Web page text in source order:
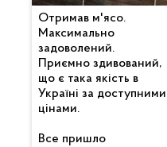
Отримав м'ясо.
Максимально
задоволений.
Приємно здивований,
що є така якість в
Україні за доступними
цінами.
Все пришло